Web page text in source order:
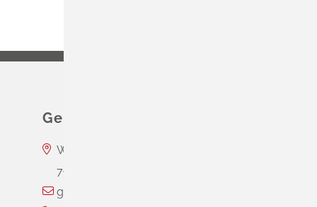
Gemeinde Schliengen
Wasserschloss Entenstein
79418
gemeinde@schliengen.de